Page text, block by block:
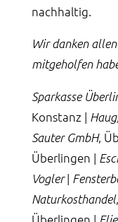
nachhaltig.
Wir danken
mitgeholfen
Sparkasse
Konstanz |
Sauter GmbH,
Überlingen |
Vogler|
Naturkosthandel
Überlingen |